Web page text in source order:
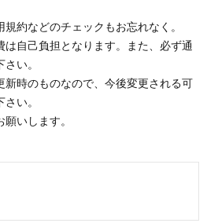
約などのチェックもお忘れなく。
は自己負担となります。また、必ず通
い。
新時のものなので、今後変更される可
い。
いします。